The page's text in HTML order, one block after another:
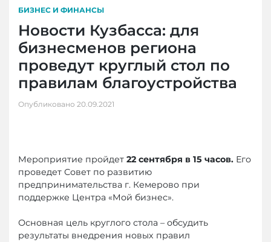
БИЗНЕС И ФИНАНСЫ
Новости Кузбасса: для
бизнесменов региона
проведут круглый стол по
правилам благоустройства
Опубликовано 20.09.2021
Мероприятие пройдет 22 сентября в 15 часов. Его
проведет Совет по развитию
предпринимательства г. Кемерово при
поддержке Центра «Мой бизнес».
Основная цель круглого стола – обсудить
результаты внедрения новых правил